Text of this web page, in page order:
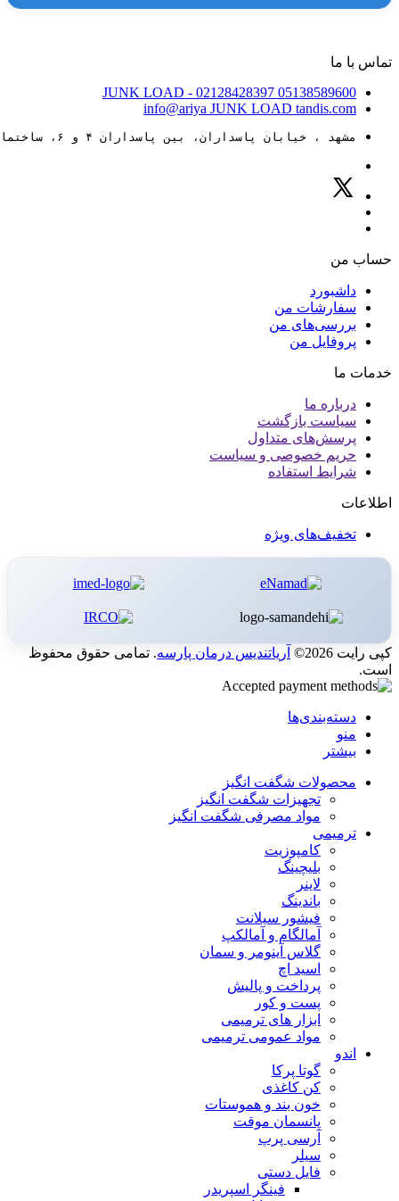
تماس با ما
05138589600
JUNK LOAD - 02128428397
info@ariya JUNK LOAD tandis.com
مشهد ، خیابان پاسداران، بین پاسداران ۴ و ۶، ساختمان ۸۸
حساب من
داشبورد
سفارشات من
بررسی‌های من
پروفایل من
خدمات ما
درباره ما
سیاست بازگشت
پرسش‌های متداول
حریم خصوصی و سیاست
شرایط استفاده
اطلاعات
تخفیف‌های ویژه
کپی رایت 2026© آریاتندیس درمان پارسه. تمامی حقوق محفوظ
است.
دسته‌بندی‌ها
منو
بیشتر
محصولات شگفت انگیز
تجهیزات شگفت انگیز
مواد مصرفی شگفت انگیز
ترمیمی
کامپوزیت
بلیچینگ
لاینر
باندینگ
فیشور سیلانت
آمالگام و آمالکپ
گلاس آینومر و سمان
اسید اچ
پرداخت و پالیش
پست و کور
ابزار های ترمیمی
مواد عمومی ترمیمی
اندو
گوتا پرکا
کن کاغذی
خون بند و هموستات
پانسمان موقت
آرسی پرپ
سیلر
فایل دستی
فینگر اسپریدر